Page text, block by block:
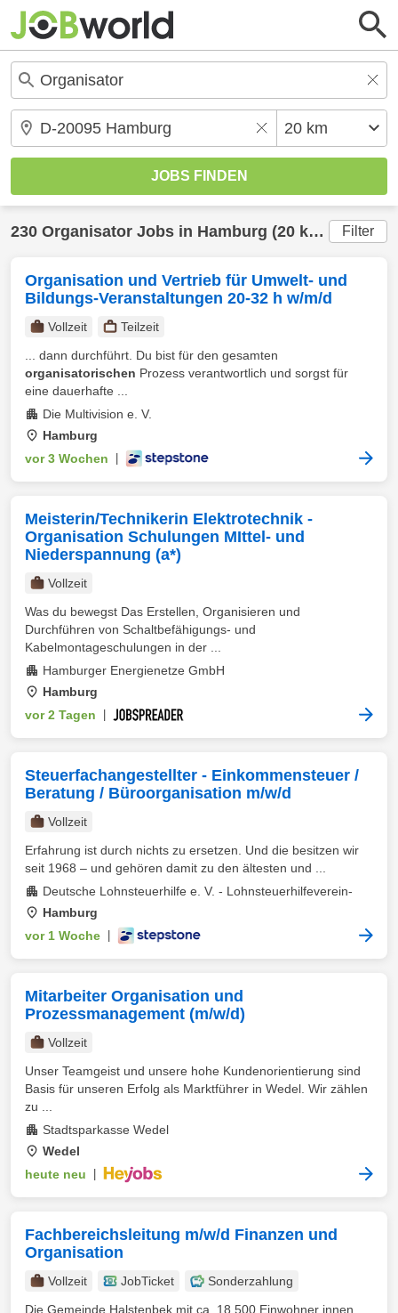
230 Organisator Jobs in Hamburg (20 km) gefunden Filter
Organisation und Vertrieb für Umwelt- und
Bildungs-Veranstaltungen 20-32 h w/m/d
Vollzeit
Teilzeit
... dann durchführt. Du bist für den gesamten
organisatorischen Prozess verantwortlich und sorgst für
eine dauerhafte ...
Die Multivision e. V.
Hamburg
vor 3 Wochen
Meisterin/Technikerin Elektrotechnik -
Organisation Schulungen MIttel- und
Niederspannung (a*)
Vollzeit
Was du bewegst Das Erstellen, Organisieren und
Durchführen von Schaltbefähigungs- und
Kabelmontageschulungen in der ...
Hamburger Energienetze GmbH
Hamburg
vor 2 Tagen
Steuerfachangestellter - Einkommensteuer /
Beratung / Büroorganisation m/w/d
Vollzeit
Erfahrung ist durch nichts zu ersetzen. Und die besitzen wir
seit 1968 – und gehören damit zu den ältesten und ...
Deutsche Lohnsteuerhilfe e. V. - Lohnsteuerhilfeverein-
Hamburg
vor 1 Woche
Mitarbeiter Organisation und
Prozessmanagement (m/w/d)
Vollzeit
Unser Teamgeist und unsere hohe Kundenorientierung sind
Basis für unseren Erfolg als Marktführer in Wedel. Wir zählen
zu ...
Stadtsparkasse Wedel
Wedel
heute neu
Fachbereichsleitung m/w/d Finanzen und
Organisation
Vollzeit JobTicket
Sonderzahlung
Die Gemeinde Halstenbek mit ca. 18.500 Einwohner innen